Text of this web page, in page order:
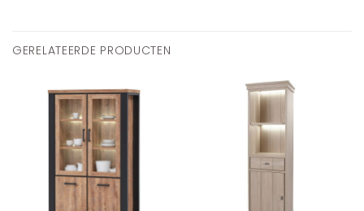
GERELATEERDE PRODUCTEN